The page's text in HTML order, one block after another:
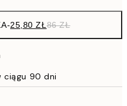
-25,80 ZŁ86 ZŁ
ciągu 90 dni